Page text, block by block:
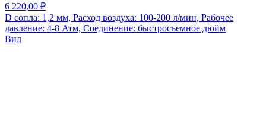
6 220,00 ₽
D сопла: 1,2 мм, Расход воздуха: 100-200 л/мин, Рабочее
давление: 4-8 Атм, Соединение: быстросъемное дюйм
Вид